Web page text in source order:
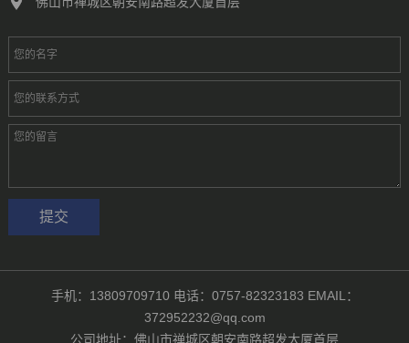
手机：13809709710 电话：0757-82323183 EMAIL：
372952232@qq.com
公司地址：佛山市禅城区朝安南路超发大厦首层